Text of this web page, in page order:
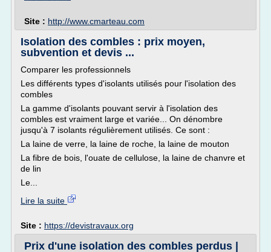
Site : http://www.cmarteau.com
Isolation des combles : prix moyen,
subvention et devis ...
Comparer les professionnels
Les différents types d'isolants utilisés pour l'isolation des
combles
La gamme d'isolants pouvant servir à l'isolation des
combles est vraiment large et variée... On dénombre
jusqu'à 7 isolants régulièrement utilisés. Ce sont :
La laine de verre, la laine de roche, la laine de mouton
La fibre de bois, l'ouate de cellulose, la laine de chanvre et
de lin
Le...
Lire la suite
Site : https://devistravaux.org
Prix d'une isolation des combles perdus |